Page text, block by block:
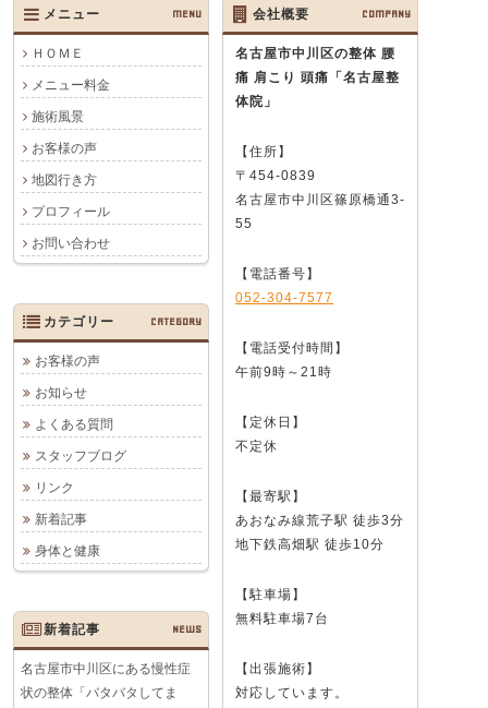
メニュー MENU
ＨＯＭＥ
メニュー料金
施術風景
お客様の声
地図行き方
プロフィール
お問い合わせ
会社概要 COMPANY
名古屋市中川区の整体 腰
痛 肩こり 頭痛 「名古屋整
体院」
【住所】
〒454-0839
名古屋市中川区篠原橋通3-
55
【電話番号】
052-304-7577
【電話受付時間】
午前9時～21時
【定休日】
不定休
【最寄駅】
あおなみ線荒子駅 徒歩3分
地下鉄高畑駅 徒歩10分
【駐車場】
無料駐車場7台
【出張施術】
対応しています。
カテゴリー CATEGORY
お客様の声
お知らせ
よくある質問
スタッフブログ
リンク
新着記事
身体と健康
新着記事 NEWS
名古屋市中川区にある慢性症
状の整体「バタバタしてま